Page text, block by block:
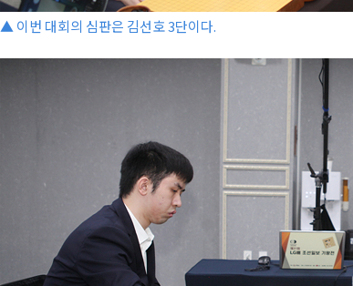
▲ 이번 대회의 심판은 김선호 3단이다.